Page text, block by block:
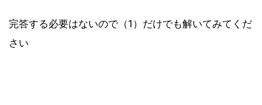
完答する必要はないので（1）だけでも解いてみてくだ
さい